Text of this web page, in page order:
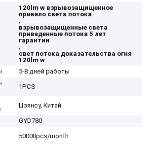
120lm w взрывозащищенное
привело света потока
,
взрывозащищенные света
приведенные потока 5 лет
гарантии
,
свет потока доказательства огня
120lm w
5-8 дней работы
1PCS
Цзянсу, Китай
GYD780
50000pcs/month